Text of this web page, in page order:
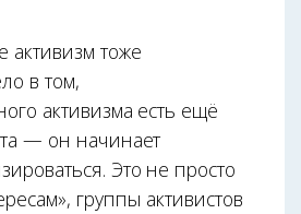
активизм тоже
в том,
активизма есть ещё
— он начинает
Это не просто
группы активистов